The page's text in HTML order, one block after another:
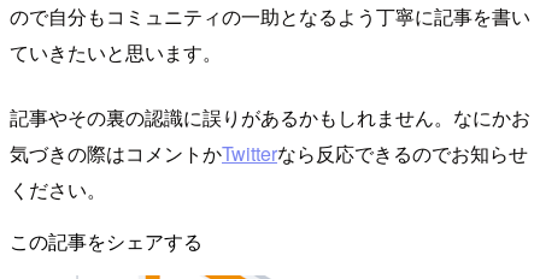
ので自分もコミュニティの一助となるよう丁寧に記事を書い
ていきたいと思います。
記事やその裏の認識に誤りがあるかもしれません。なにかお
気づきの際はコメントかTwitterなら反応できるのでお知らせ
ください。
この記事をシェアする